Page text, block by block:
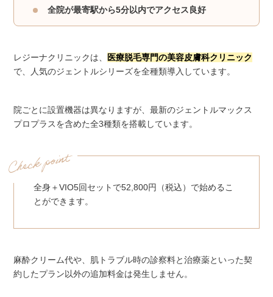
全院が最寄駅から5分以内でアクセス良好
レジーナクリニックは、
医療脱毛専門の美容皮膚科クリニック
で、人気のジェントルシリーズを全種類導入しています。
院ごとに設置機器は異なりますが、最新のジェントルマックス
プロプラスを含めた全3種類を搭載しています。
全身＋VIO5回セットで52,800円（税込）で始めるこ
とができます。
麻酔クリーム代や、肌トラブル時の診察料と治療薬といった契
約したプラン以外の追加料金は発生しません。